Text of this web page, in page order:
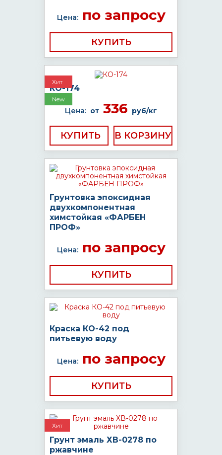
Цена:по запросу
КУПИТЬ
Хит
New
КО-174
Цена: от 336 руб/кг
КУПИТЬ
Грунтовка эпоксидная
двухкомпонентная
химстойкая «ФАРБЕН
ПРОФ»
Цена:по запросу
КУПИТЬ
Краска КО-42 под
питьевую воду
Цена:по запросу
КУПИТЬ
Хит
Грунт эмаль ХВ-0278 по
ржавчине